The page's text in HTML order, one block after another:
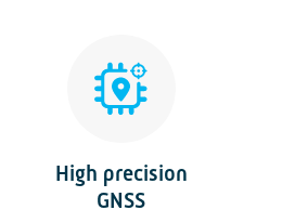
High precision
GNSS